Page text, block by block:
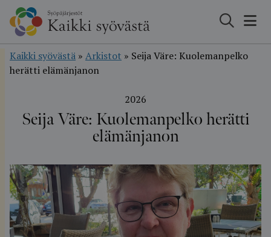
Hyppää
sisältöön
Kaikki syövästä » Arkistot » Seija Väre: Kuolemanpelko
herätti elämänjanon
2026
Seija Väre: Kuolemanpelko herätti
elämänjanon